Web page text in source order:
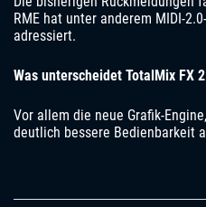
RME hat unter anderem MIDI-
adressiert.
Was unterscheidet TotalMix FX
Vor allem die neue Grafik-
deutlich bessere Bedienbarkeit